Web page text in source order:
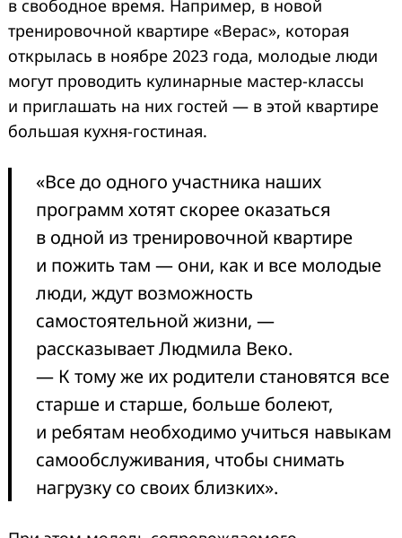
в свободное время. Например, в новой
тренировочной квартире «Верас», которая
открылась в ноябре 2023 года, молодые люди
могут проводить кулинарные мастер-классы
и приглашать на них гостей — в этой квартире
большая кухня-гостиная.
«Все до одного участника наших
программ хотят скорее оказаться
в одной из тренировочной квартире
и пожить там — они, как и все молодые
люди, ждут возможность
самостоятельной жизни, —
рассказывает Людмила Веко.
— К тому же их родители становятся все
старше и старше, больше болеют,
и ребятам необходимо учиться навыкам
самообслуживания, чтобы снимать
нагрузку со своих близких».